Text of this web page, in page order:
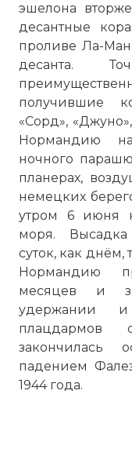
эшелона
десантные
проливе Ла-
десанта.
получившие
«Сорд»,
Нормандию
ночного
планерах,
немецких
утром 6 июня
моря. Высадка
суток, как днём,
Нормандию
месяцев и
удержании и
плацдармов
закончилась
падением
1944 года.